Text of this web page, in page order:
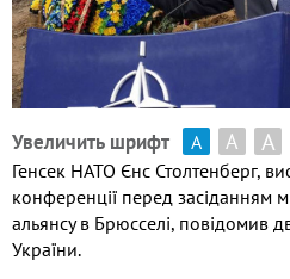
Увеличить шрифт А А А
Генсек НАТО Єнс Столтенберг,
конференції перед засіданням
альянсу в Брюсселі, повідомив
України.